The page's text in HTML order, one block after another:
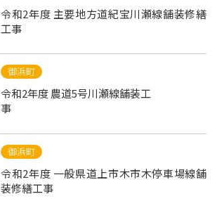
令和2年度 主要地方道紀宝川瀬線舗装修繕
工事
御浜町
令和2年度 農道5号川瀬線舗装工
事
御浜町
令和2年度 一般県道上市木市木停車場線舗
装修繕工事